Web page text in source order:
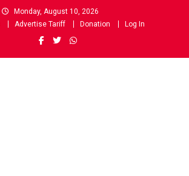
Monday, August 10, 2026
Advertise Tariff Donation Log In